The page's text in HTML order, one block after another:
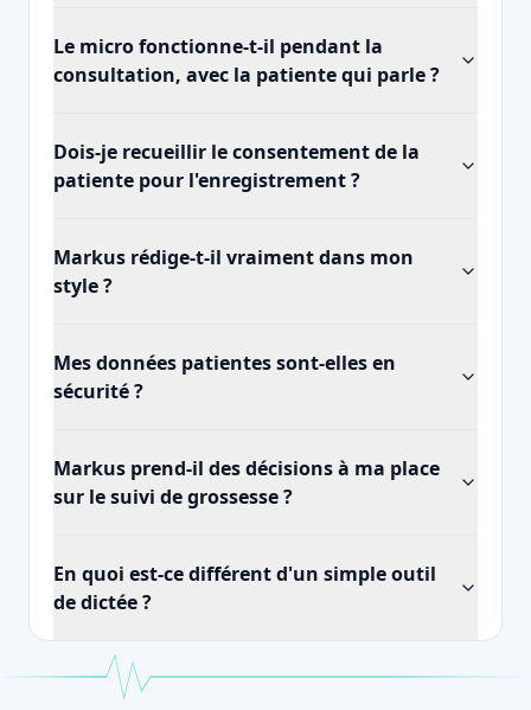
Le micro fonctionne-t-il pendant la
consultation, avec la patiente qui parle ?
Dois-je recueillir le consentement de la
patiente pour l'enregistrement ?
Markus rédige-t-il vraiment dans mon
style ?
Mes données patientes sont-elles en
sécurité ?
Markus prend-il des décisions à ma place
sur le suivi de grossesse ?
En quoi est-ce différent d'un simple outil
de dictée ?